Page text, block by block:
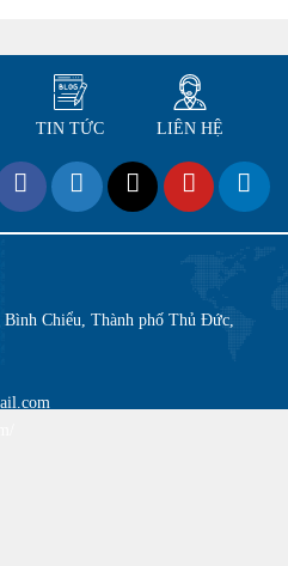
TIN TỨC LIÊN HỆ
Chiểu, Thành phố Thủ Đức,